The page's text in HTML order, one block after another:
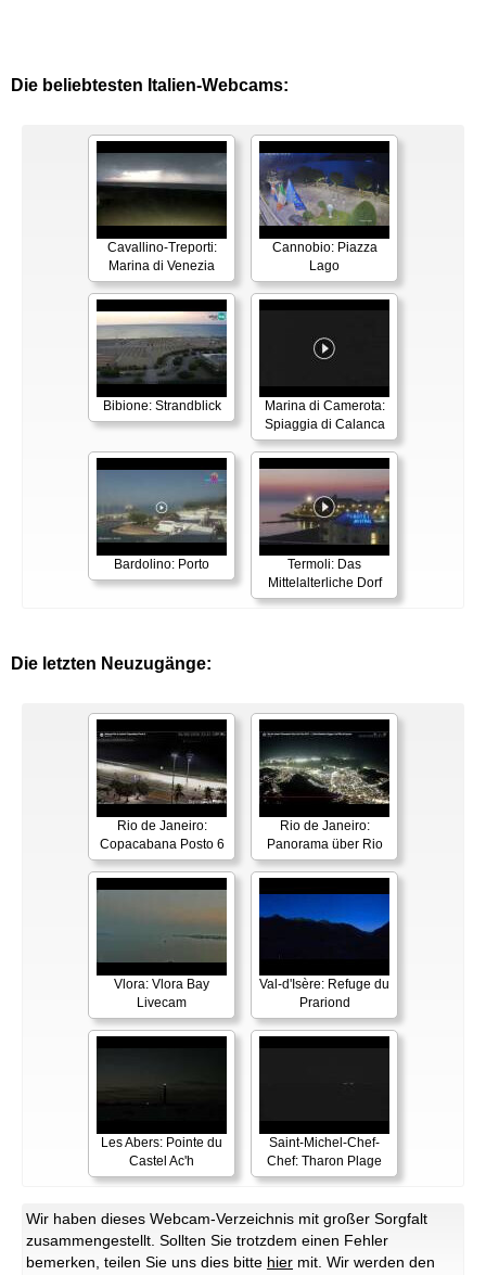
Die beliebtesten Italien-Webcams:
Cavallino-Treporti:
Marina di Venezia
Cannobio: Piazza
Lago
Bibione: Strandblick
Marina di Camerota:
Spiaggia di Calanca
Bardolino: Porto
Termoli: Das
Mittelalterliche Dorf
Die letzten Neuzugänge:
Rio de Janeiro:
Copacabana Posto 6
Rio de Janeiro:
Panorama über Rio
Vlora: Vlora Bay
Livecam
Val-d'Isère: Refuge du
Prariond
Les Abers: Pointe du
Castel Ac'h
Saint-Michel-Chef-
Chef: Tharon Plage
Wir haben dieses Webcam-Verzeichnis mit großer Sorgfalt
zusammengestellt. Sollten Sie trotzdem einen Fehler
bemerken, teilen Sie uns dies bitte hier mit. Wir werden den